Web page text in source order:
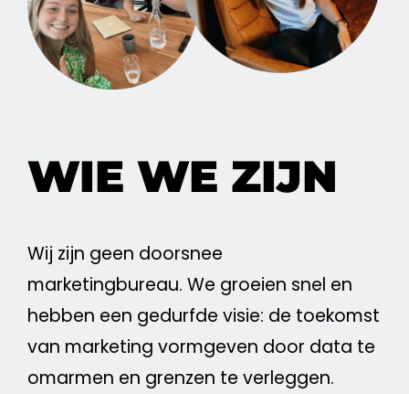
WIE WE ZIJN
Wij zijn geen doorsnee
marketingbureau. We groeien snel en
hebben een gedurfde visie: de toekomst
van marketing vormgeven door data te
omarmen en grenzen te verleggen.